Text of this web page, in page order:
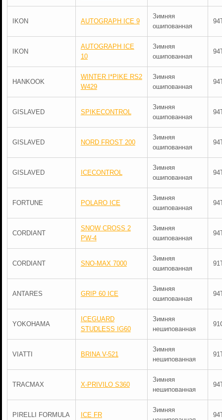
IKON AUTOGRAPH ICE 9
Зимняя
ошипованная
IKON
AUTOGRAPH ICE
10
Зимняя
ошипованная
HANKOOK
WINTER I*PIKE RS2
W429
Зимняя
ошипованная
GISLAVED SPIKECONTROL
Зимняя
ошипованная
GISLAVED NORD FROST 200
Зимняя
ошипованная
GISLAVED ICECONTROL
Зимняя
ошипованная
FORTUNE POLARO ICE
Зимняя
ошипованная
CORDIANT
SNOW CROSS 2
PW-4
Зимняя
ошипованная
CORDIANT SNO-MAX 7000
Зимняя
ошипованная
ANTARES GRIP 60 ICE
Зимняя
ошипованная
YOKOHAMA
ICEGUARD
STUDLESS IG60
Зимняя
нешипованная
VIATTI BRINA V-521
Зимняя
нешипованная
TRACMAX X-PRIVILO S360
Зимняя
нешипованная
PIRELLI FORMULA ICE FR
Зимняя